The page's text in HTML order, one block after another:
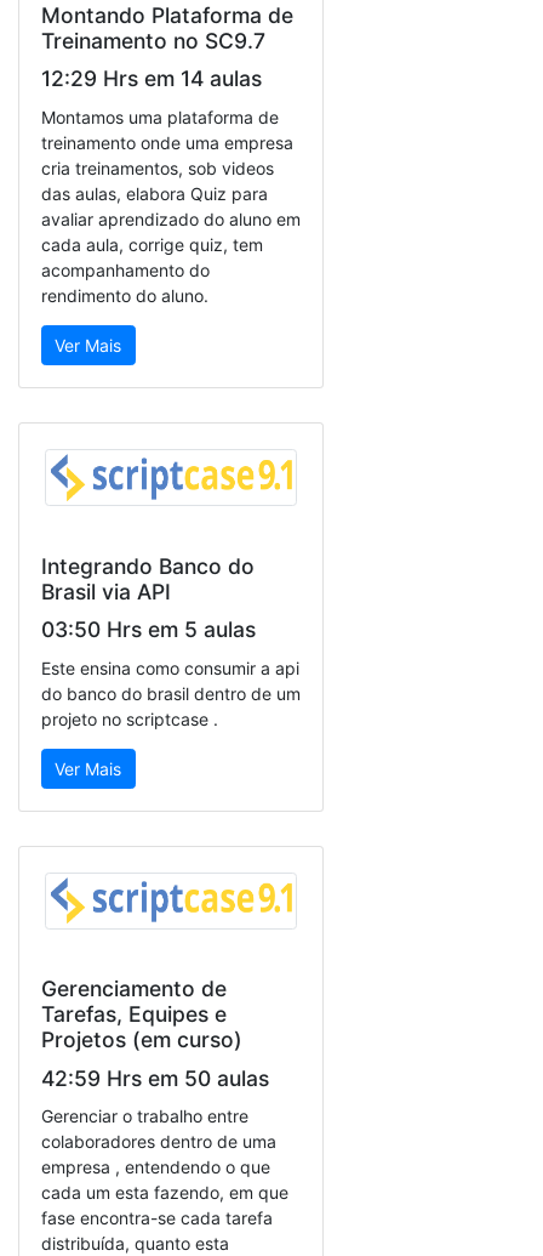
Montando Plataforma de
Treinamento no SC9.7
12:29 Hrs em 14 aulas
Montamos uma plataforma de
treinamento onde uma empresa
cria treinamentos, sob videos
das aulas, elabora Quiz para
avaliar aprendizado do aluno em
cada aula, corrige quiz, tem
acompanhamento do
rendimento do aluno.
Ver Mais
Integrando Banco do
Brasil via API
03:50 Hrs em 5 aulas
Este ensina como consumir a api
do banco do brasil dentro de um
projeto no scriptcase .
Ver Mais
Gerenciamento de
Tarefas, Equipes e
Projetos (em curso)
42:59 Hrs em 50 aulas
Gerenciar o trabalho entre
colaboradores dentro de uma
empresa , entendendo o que
cada um esta fazendo, em que
fase encontra-se cada tarefa
distribuída, quanto esta